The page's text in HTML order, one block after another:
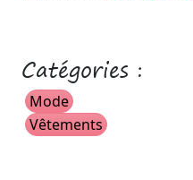
Catégories :
Mode
Vêtements